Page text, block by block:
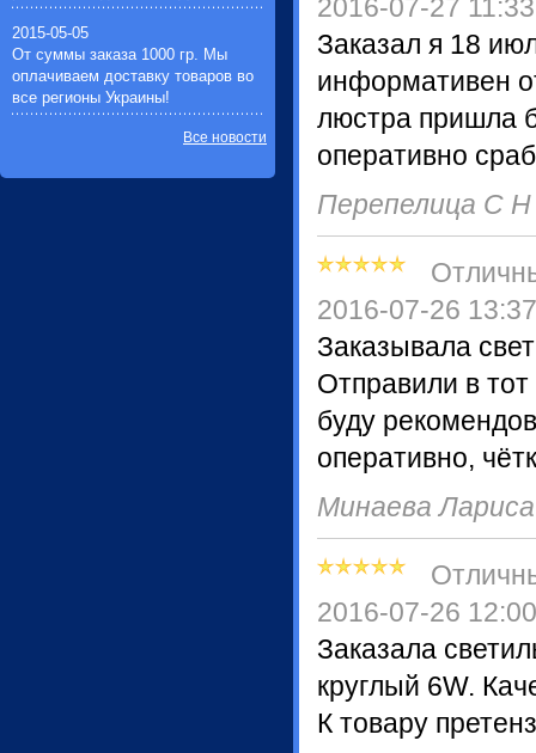
2016-07-27 11:33
Заказал я 18
информативен
люстра пришла
оперативно
Перепелица С
2016-07-26 13:37
Заказывала
Отправили в
буду
оперативно,
Минаева
2016-07-26 12:00
Заказала
круглый 6W.
К товару
2015-05-05
От суммы заказа 1000 гр. Мы
оплачиваем доставку товаров во
все регионы Украины!
Все новости